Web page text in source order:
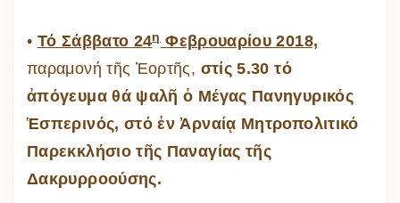
• Τό Σάββατο 24ηΦεβρουαρίου 2018,
παραμονή τῆς Ἑορτῆς, στίς 5.30 τό
ἀπόγευμα θά ψαλῆ ὁ Μέγας Πανηγυρικός
Ἑσπερινός, στό ἐν Ἀρναίᾳ Μητροπολιτικό
Παρεκκλήσιο τῆς Παναγίας τῆς
Δακρυρροούσης.